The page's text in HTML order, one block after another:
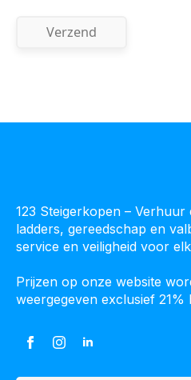
123 Steigerkopen –
ladders, gereedschap en
service en veiligheid voor
Prijzen op onze website
weergegeven exclusief 21%